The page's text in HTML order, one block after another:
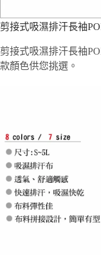
剪接式吸濕排汗長袖
剪接式吸濕排汗長袖
款顏色供您挑選。